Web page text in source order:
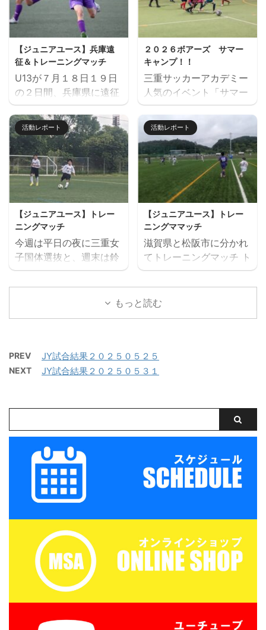
参加ください。体験練習
会を通して進路の選択肢
の一つとしてご検討いた
だければと思います。体
験会のお申込みはページ
下にある申込フォームか
らお願いいたします。 三
ュニアユースでは、選手
の育成を第一とし、次の
年代でさらなる飛躍がで
きるよう活動していま
す。 中学生年代で獲得す
べき技術や戦術の徹底・
個々がもつストロングポ
イント（長所）を磨く・
そしてサッカーを楽しむ
...
催します。毎回参加、１
回だけの参加OKと気軽
に参加できます。※参加
にはお申込みが必要で
す。下のフォームからお
申込みください。キャン
セル等ないようご予定を
ご確認の上お申し込みく
ださい。 ウォーミングア
ップを兼ねた基礎技術練
習の後、たくさんミニサ
ッカーの試合を実施。そ
して毎日ベストプレヤー
を選出！！ 協賛：
Mreform 時間割： 小学
１ー３年生 １６：３０－
１７：２０ 定員１２名程
度 最少催行人数６ ...
【ジュニアユース】兵庫遠
征＆トレーニングマッチ
U13が７月１８日１９日
の２日間、兵庫県に遠征
しました。 U14とU15
は、鈴鹿市と奈良県でト
レーニングマッチを行い
ました。 兵庫遠征 三重
サッカーアカデミー 対
FC VAIZE・高槻ジー
グ・CAOS（大阪）・ハ
ジャス（岡山）・FCファ
ルトラーダ（広島）・
MIOびわこ滋賀・レイジ
ェンド滋賀
https://miesocceracade
07/PXL_20260718_0801
22879.mp4 トレーニン
カデミー 対 鈴 ...
２０２６ボアーズ サマー
キャンプ！！
三重サッカーアカデミー
人気のイベント「サマー
キャンプ」を７月２６日
（日）に開催します。 楽
しいゲームから本格的な
サッカーの練習、サッカ
ー大会と盛りだくさんの
内容で、この夏最高の思
い出になること間違いな
し！！ たくさんのご参加
お待ちしております。
【日時】７月２６日
（日）９：００（８：４
５開場）－１７：００
ート） 【持ち物】サッカ
ーのできる格好・靴※・
え（午後練習用）・サン
ダル・タオル・お弁当
保管 ...
活動レポート
【ジュニアユース】トレー
ニングマッチ
今週は平日の夜に三重女
子国体選抜と、週末は鈴
鹿市と津市に分かれてト
レーニングマッチを実施
しました。 トレーニング
ー 対 ヴェルデラッソ
松阪 三重サッカーアカデ
活動レポート
【ジュニアユース】トレー
ニングママッチ
滋賀県と松阪市に分かれ
てトレーニングマッチ ト
レーニングマッチ 三重サ
ッカーアカデミー 対
ラドソン滋賀 三重サッカ
もっと読む
PREV JY試合結果２０２５０５２５
NEXT JY試合結果２０２５０５３１